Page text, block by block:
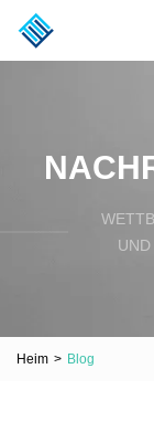
Heim > Blog